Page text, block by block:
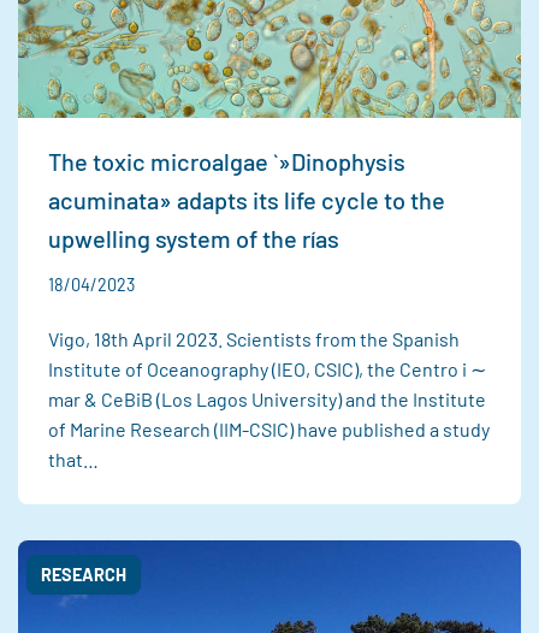
The toxic microalgae `»Dinophysis
acuminata» adapts its life cycle to the
upwelling system of the rías
18/04/2023
Vigo, 18th April 2023. Scientists from the Spanish
Institute of Oceanography (IEO, CSIC), the Centro i ∼
mar & CeBiB (Los Lagos University) and the Institute
of Marine Research (IIM-CSIC) have published a study
that…
RESEARCH